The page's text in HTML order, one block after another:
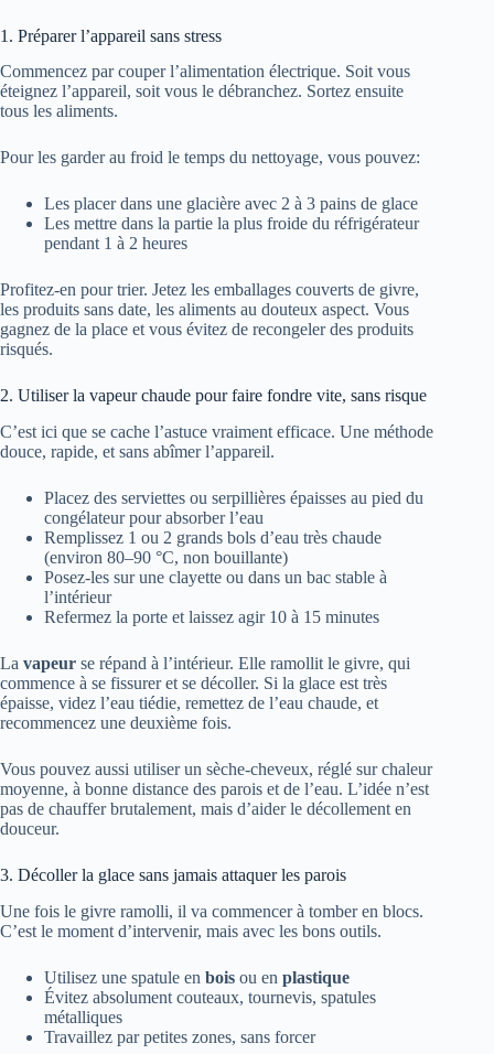
1. Préparer l’appareil sans stress
Commencez par couper l’alimentation électrique. Soit vous
éteignez l’appareil, soit vous le débranchez. Sortez ensuite
tous les aliments.
Pour les garder au froid le temps du nettoyage, vous pouvez:
Les placer dans une glacière avec 2 à 3 pains de glace
Les mettre dans la partie la plus froide du réfrigérateur
pendant 1 à 2 heures
Profitez-en pour trier. Jetez les emballages couverts de givre,
les produits sans date, les aliments au douteux aspect. Vous
gagnez de la place et vous évitez de recongeler des produits
risqués.
2. Utiliser la vapeur chaude pour faire fondre vite, sans risque
C’est ici que se cache l’astuce vraiment efficace. Une méthode
douce, rapide, et sans abîmer l’appareil.
Placez des serviettes ou serpillières épaisses au pied du
congélateur pour absorber l’eau
Remplissez 1 ou 2 grands bols d’eau très chaude
(environ 80–90 °C, non bouillante)
Posez-les sur une clayette ou dans un bac stable à
l’intérieur
Refermez la porte et laissez agir 10 à 15 minutes
La vapeur se répand à l’intérieur. Elle ramollit le givre, qui
commence à se fissurer et se décoller. Si la glace est très
épaisse, videz l’eau tiédie, remettez de l’eau chaude, et
recommencez une deuxième fois.
Vous pouvez aussi utiliser un sèche-cheveux, réglé sur chaleur
moyenne, à bonne distance des parois et de l’eau. L’idée n’est
pas de chauffer brutalement, mais d’aider le décollement en
douceur.
3. Décoller la glace sans jamais attaquer les parois
Une fois le givre ramolli, il va commencer à tomber en blocs.
C’est le moment d’intervenir, mais avec les bons outils.
Utilisez une spatule en bois ou en plastique
Évitez absolument couteaux, tournevis, spatules
métalliques
Travaillez par petites zones, sans forcer